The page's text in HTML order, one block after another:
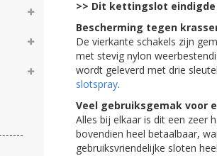
>> Dit kettingslot eindigde
Bescherming tegen
De vierkante schakels zijn
met stevig nylon
wordt geleverd met drie
slotspray.
Veel gebruiksgemak voor
Alles bij elkaar is dit een zeer
bovendien heel betaalbaar,
gebruiksvriendelijke sloten